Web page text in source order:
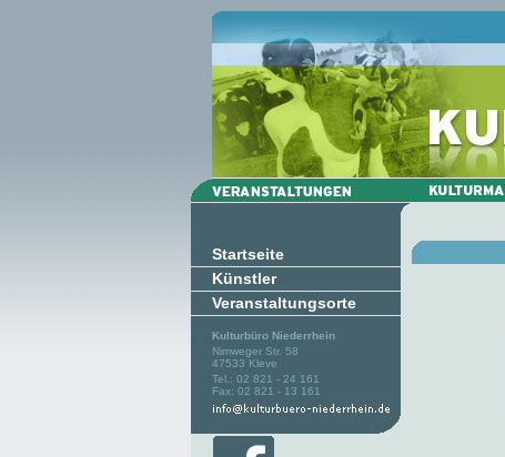
Startseite
Künstler
Veranstaltungsorte
Kulturbüro Niederrhein
Nimweger Str. 58
47533 Kleve
Tel.: 02 821 - 24 161
Fax: 02 821 - 13 161